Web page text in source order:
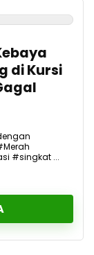
di Kursi
#singkat ...